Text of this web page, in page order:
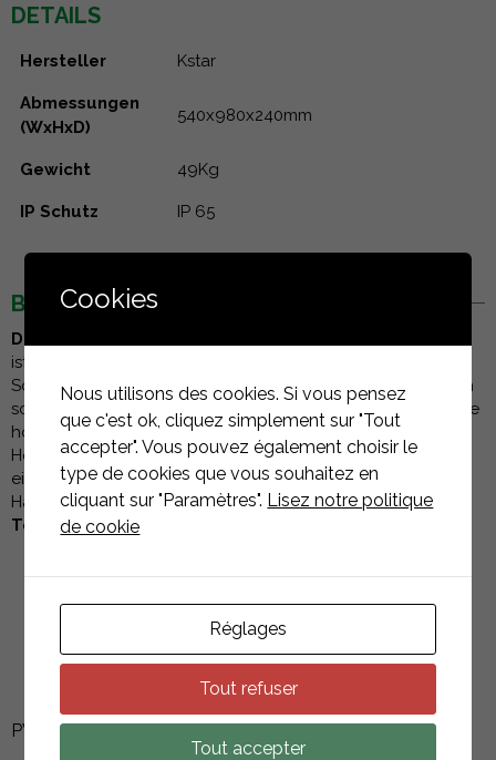
DETAILS
Hersteller Kstar
Abmessungen
(WxHxD)
540x980x240mm
Gewicht 49Kg
IP Schutz IP 65
BESCHREIBUNG
Der Hybrid-Wechselrichter KSTAR BluE-s Series E10KT
ist eine Lösung der neuesten Generation, die für private
Solaranlagen entwickelt wurde. Er zeichnet sich durch sein
schlankes Design, seine einfache Inbetriebnahme und seine
hohe Leistung aus. Er wurde für den Betrieb mit
Hochleistungs-Photovoltaikmodulen entwickelt und bietet
eine hohe Flexibilität, die den Anforderungen moderner
Haushalte gerecht wird.
Technische Daten des Wechselrichters :
Herstellerreferenz: E10KT
Abmessungen
PV-String-Eingang
Cookies
Nous utilisons des cookies. Si vous pensez
que c'est ok, cliquez simplement sur "Tout
accepter". Vous pouvez également choisir le
type de cookies que vous souhaitez en
cliquant sur "Paramètres". Lisez notre politique
de cookie
Réglages
Tout refuser
Tout accepter